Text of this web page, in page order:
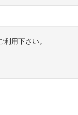
利用下さい。